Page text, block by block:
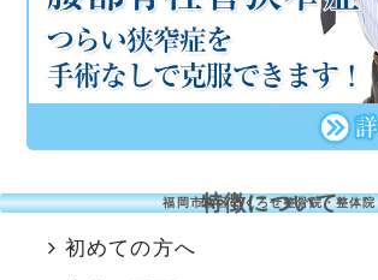
福岡市南区のくろせ整骨院・整体院
特徴について
初めての方へ